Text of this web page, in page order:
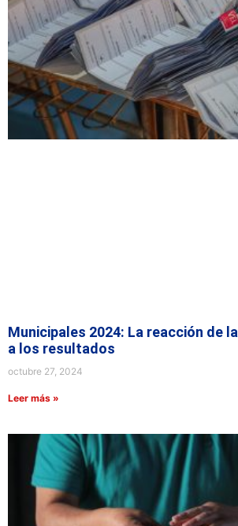
Municipales 2024: La reacción de
a los resultados
octubre 27, 2024
Leer más »